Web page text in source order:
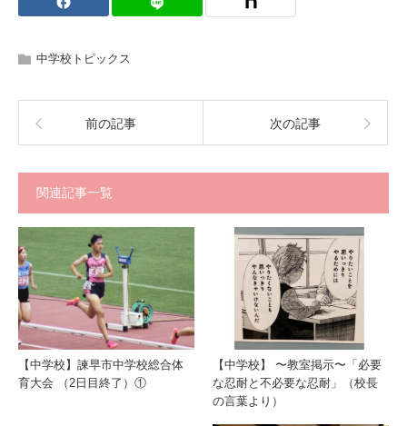
中学校トピックス
前の記事 次の記事
関連記事一覧
【中学校】諫早市中学校総合体
育大会 （2日目終了）①
【中学校】 〜教室掲示〜「必要
な忍耐と不必要な忍耐」（校長
の言葉より）